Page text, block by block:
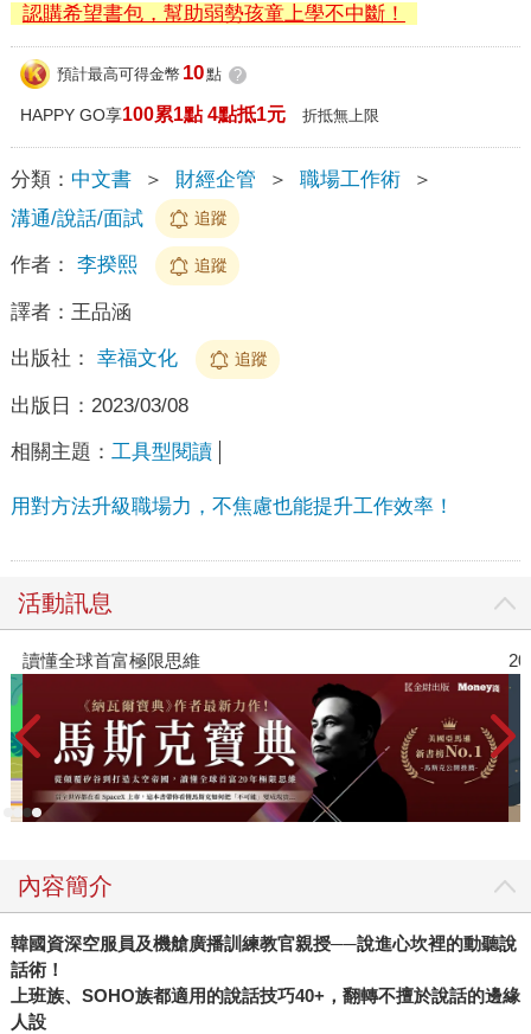
認購希望書包，幫助弱勢孩童上學不中斷！
預計最高可得金幣 10點 ?
HAPPY GO享100累1點 4點抵1元 折抵無上限
分類： 中文書 ＞ 財經企管 ＞ 職場工作術
＞
溝通/說話/面試
追蹤
作者： 李揆熙 追蹤
譯者： 王品涵
出版社： 幸福文化 追蹤
出版日： 2023/03/08
相關主題： 工具型閱讀
用對方法升級職場力，不焦慮也能提升工作效率！
活動訊息
讀懂全球首富極限思維
內容簡介
韓國資深空服員及機艙廣播訓練教官親授──說進心坎裡的動聽說
話術！
上班族、SOHO族都適用的說話技巧40+，翻轉不擅於說話的邊緣
人設